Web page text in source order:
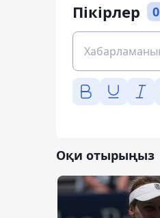
Пікірлер 0
Оқи отырыңыз